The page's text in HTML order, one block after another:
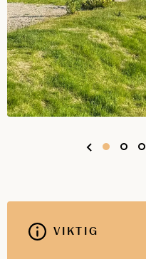
VIKTIG